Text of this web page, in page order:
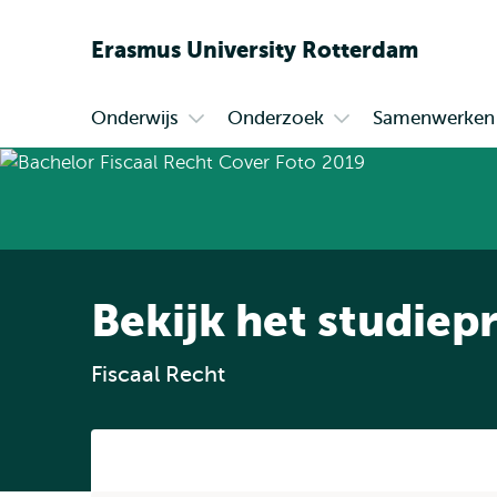
Erasmus University Rotterdam
Primair
Onderwijs
submenu
Onderzoek
submenu
Samenwerken
Bekijk het
Fiscaal Recht